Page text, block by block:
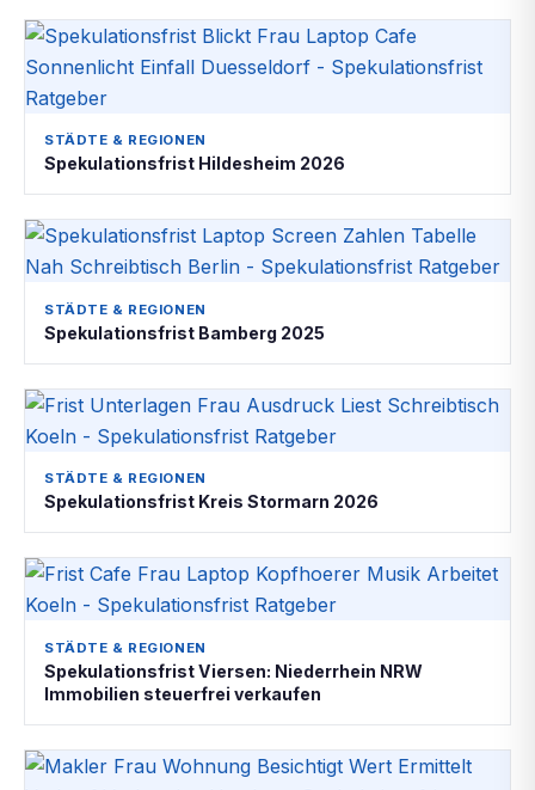
STÄDTE & REGIONEN
Spekulationsfrist Hildesheim 2026
STÄDTE & REGIONEN
Spekulationsfrist Bamberg 2025
STÄDTE & REGIONEN
Spekulationsfrist Kreis Stormarn 2026
STÄDTE & REGIONEN
Spekulationsfrist Viersen: Niederrhein NRW
Immobilien steuerfrei verkaufen